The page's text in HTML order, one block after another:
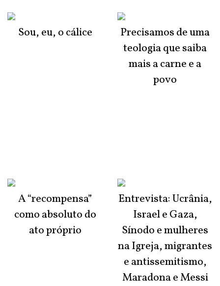
Sou, eu, o cálice
A “recompensa”
como absoluto do
ato próprio
Precisamos de uma
teologia que saiba
mais a carne e a
povo
Entrevista: Ucrânia,
Israel e Gaza,
Sínodo e mulheres
na Igreja, migrantes
e antissemitismo,
Maradona e Messi